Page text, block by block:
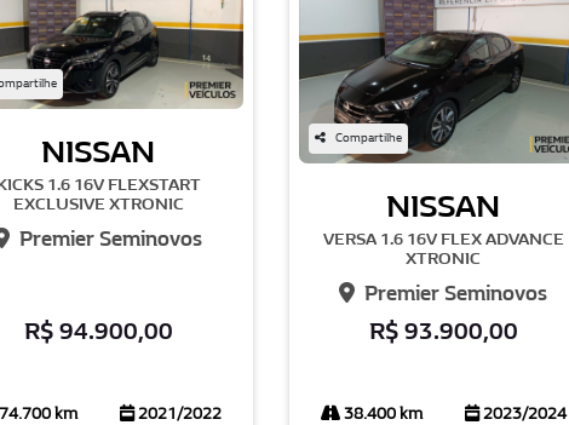
NISSAN
1.6 16V FLEXSTART
EXCLUSIVE XTRONIC
Premier Seminovos
R$ 94.900,00
km 2021/2022
Compartilhe
NISSAN
VERSA 1.6 16V FLEX ADVANCE
XTRONIC
Premier Seminovos
R$ 93.900,00
38.400 km 2023/2024